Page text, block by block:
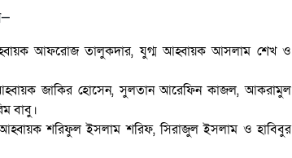
আফরোজ তালুকদার, যুগ্ম আহ্বায়ক আসলাম শেখ ও
জাকির হোসেন, সুলতান আরেফিন কাজল, আকরামুল
বাবু।
শরিফুল ইসলাম শরিফ, সিরাজুল ইসলাম ও হাবিবুর